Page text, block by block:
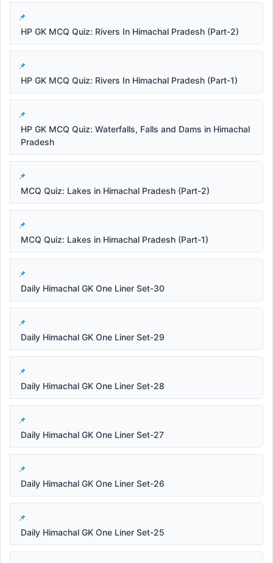
HP GK MCQ Quiz: Rivers In Himachal Pradesh (Part-2)
HP GK MCQ Quiz: Rivers In Himachal Pradesh (Part-1)
HP GK MCQ Quiz: Waterfalls, Falls and Dams in Himachal
Pradesh
MCQ Quiz: Lakes in Himachal Pradesh (Part-2)
MCQ Quiz: Lakes in Himachal Pradesh (Part-1)
Daily Himachal GK One Liner Set-30
Daily Himachal GK One Liner Set-29
Daily Himachal GK One Liner Set-28
Daily Himachal GK One Liner Set-27
Daily Himachal GK One Liner Set-26
Daily Himachal GK One Liner Set-25